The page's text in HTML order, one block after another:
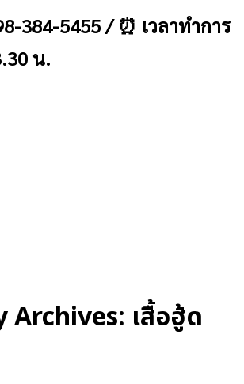
384-5455 / ⏰ เวลาทำการ
น.
Archives: เสื้อฮู้ด